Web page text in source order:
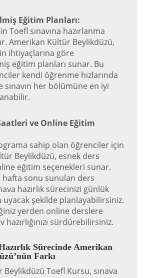
Eğitim Planları:
Toefl sınavına hazırlanma
Amerikan Kültür Beylikdüzü,
ihtiyaçlarına göre
eğitim planları sunar. Bu
kendi öğrenme hızlarında
sınavın her bölümüne en iyi
ve Online Eğitim
sahip olan öğrenciler için
Beylikdüzü, esnek ders
eğitim seçenekleri sunar.
hafta sonu sunulan ders
hazırlık sürecinizi günlük
uyacak şekilde planlayabilirsiniz.
yerden online derslere
hazırlığınızı sürdürebilirsiniz.
Sürecinde Amerikan
Farkı
Toefl Kursu, sınava